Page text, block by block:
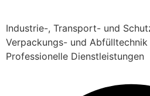
Industrie-, Transport- und
Verpackungs- und Abfülltechnik
Professionelle Dienstleistungen